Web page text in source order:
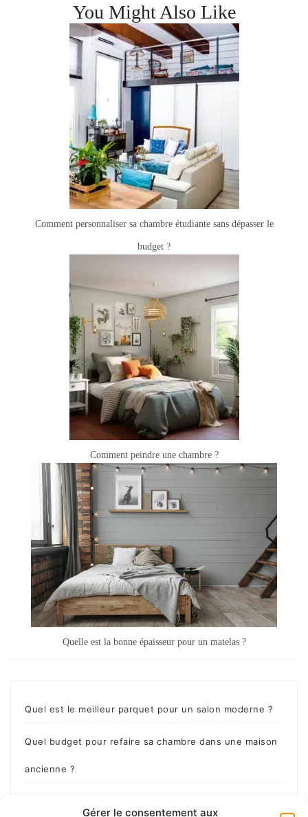
Gérer le consentement aux
You Might Also Like
Comment personnaliser sa chambre étudiante sans dépasser le
budget ?
Comment peindre une chambre ?
Quelle est la bonne épaisseur pour un matelas ?
Quel est le meilleur parquet pour un salon moderne ?
Quel budget pour refaire sa chambre dans une maison
ancienne ?